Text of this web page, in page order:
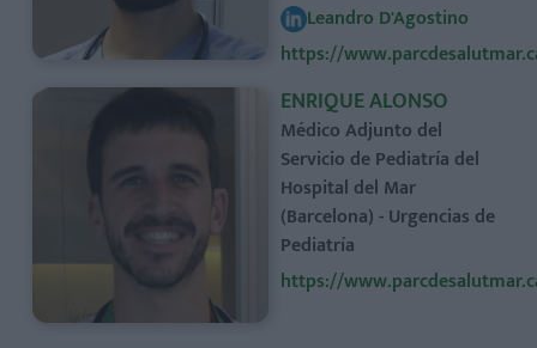
Leandro D'Agostino
https://
ENRIQUE ALONSO
Médico Adjunto del
Servicio de Pediatría del
Hospital del Mar
(Barcelona) - Urgencias de
Pediatría
https://